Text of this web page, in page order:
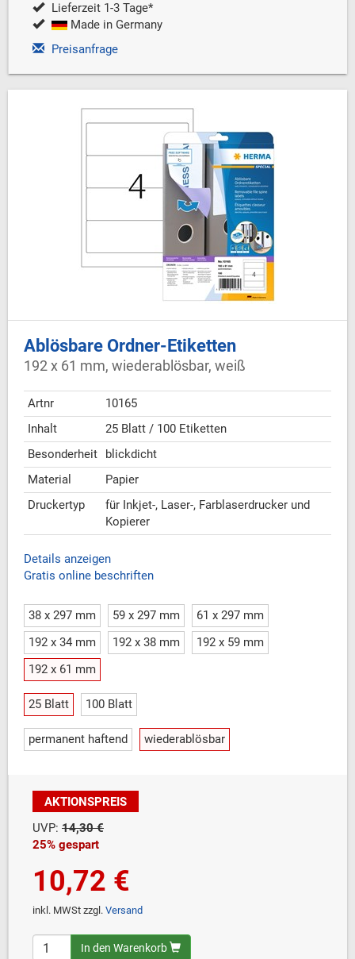
Lieferzeit 1-3 Tage*
Made in Germany
Preisanfrage
Ablösbare Ordner-Etiketten
192 x 61 mm, wiederablösbar, weiß
Artnr
10165
Inhalt
25 Blatt / 100 Etiketten
Besonderheit
blickdicht
Material
Papier
Druckertyp
für Inkjet-, Laser-, Farblaserdrucker und
Kopierer
Details anzeigen
Gratis online beschriften
38 x 297 mm 59 x 297 mm
61 x 297 mm
192 x 34 mm
192 x 38 mm
192 x 59 mm
192 x 61 mm
25 Blatt 100 Blatt
permanent haftend wiederablösbar
AKTIONSPREIS
UVP: 14,30 €
25% gespart
10,72 €
inkl. MWSt zzgl. Versand
In den Warenkorb